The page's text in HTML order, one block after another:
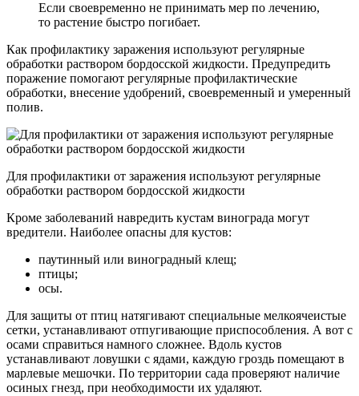
Если своевременно не принимать мер по лечению,
то растение быстро погибает.
Как профилактику заражения используют регулярные
обработки раствором бордосской жидкости. Предупредить
поражение помогают регулярные профилактические
обработки, внесение удобрений, своевременный и умеренный
полив.
Для профилактики от заражения используют регулярные
обработки раствором бордосской жидкости
Кроме заболеваний навредить кустам винограда могут
вредители. Наиболее опасны для кустов:
паутинный или виноградный клещ;
птицы;
осы.
Для защиты от птиц натягивают специальные мелкоячеистые
сетки, устанавливают отпугивающие приспособления. А вот с
осами справиться намного сложнее. Вдоль кустов
устанавливают ловушки с ядами, каждую гроздь помещают в
марлевые мешочки. По территории сада проверяют наличие
осиных гнезд, при необходимости их удаляют.